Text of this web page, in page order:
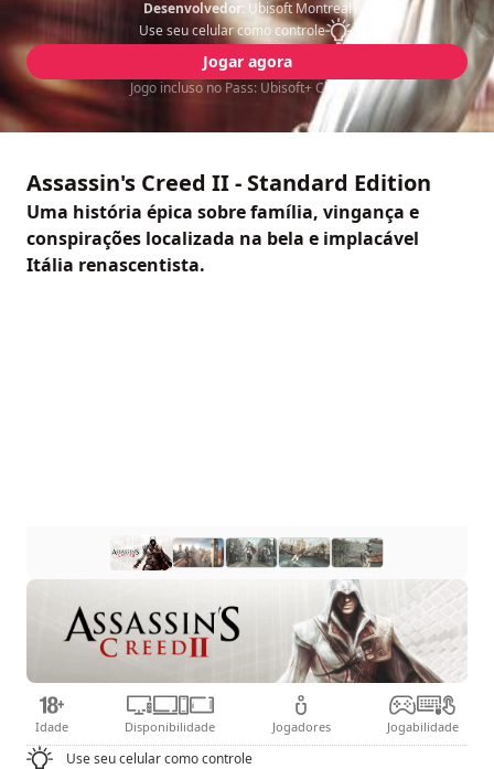
Desenvolvedor: Ubisoft Montreal
Use seu celular como controle
Jogar agora
Jogo incluso no Pass: Ubisoft+ Classics
Assassin's Creed II - Standard Edition
Uma história épica sobre família, vingança e
conspirações localizada na bela e implacável
Itália renascentista.
Idade Disponibilidade Jogadores Jogabilidade
Use seu celular como controle